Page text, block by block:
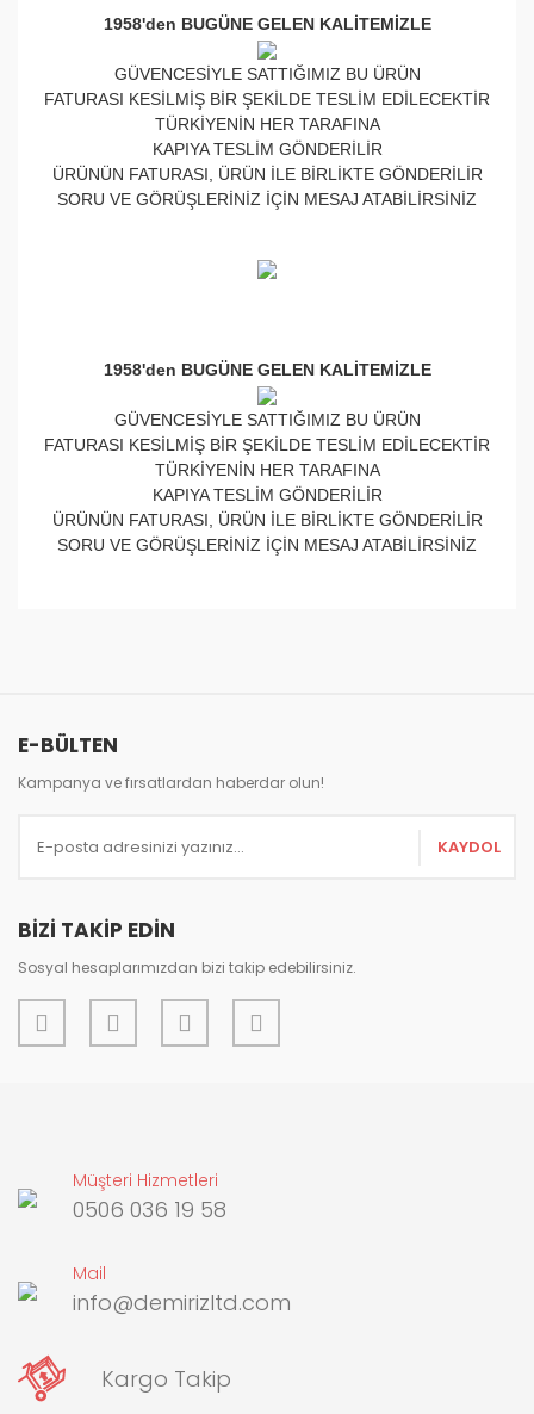
1958'den BUGÜNE GELEN KALİTEMİZLE
GÜVENCESİYLE SATTIĞIMIZ BU ÜRÜN
FATURASI KESİLMİŞ BİR ŞEKİLDE TESLİM EDİLECEKTİR
TÜRKİYENİN HER TARAFINA
KAPIYA TESLİM GÖNDERİLİR
ÜRÜNÜN FATURASI, ÜRÜN İLE BİRLİKTE GÖNDERİLİR
SORU VE GÖRÜŞLERİNİZ İÇİN MESAJ ATABİLİRSİNİZ
1958'den BUGÜNE GELEN KALİTEMİZLE
GÜVENCESİYLE SATTIĞIMIZ BU ÜRÜN
FATURASI KESİLMİŞ BİR ŞEKİLDE TESLİM EDİLECEKTİR
TÜRKİYENİN HER TARAFINA
KAPIYA TESLİM GÖNDERİLİR
ÜRÜNÜN FATURASI, ÜRÜN İLE BİRLİKTE GÖNDERİLİR
SORU VE GÖRÜŞLERİNİZ İÇİN MESAJ ATABİLİRSİNİZ
Ürün resmi kalitesiz, bozuk veya görüntülenemiyor.
Ürün açıklamasında eksik bilgiler bulunuyor.
Ürün fiyatı diğer sitelerden daha pahalı.
Gönder
E-BÜLTEN
Kampanya ve fırsatlardan haberdar olun!
KAYDOL
BİZİ TAKİP EDİN
Sosyal hesaplarımızdan bizi takip edebilirsiniz.
Müşteri Hizmetleri
0506 036 19 58
Mail
info@demirizltd.com
Kargo Takip